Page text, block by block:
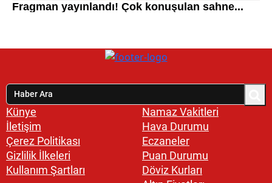
Künye
İletişim
Çerez Politikası
Gizlilik İlkeleri
Kullanım Şartları
Namaz Vakitleri
Hava Durumu
Eczaneler
Puan Durumu
Döviz Kurları